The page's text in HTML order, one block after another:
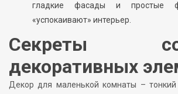
гладкие фасады и простые
«успокаивают» интерьер.
Секреты
декоративных
Декор для маленькой комнаты – тонкий